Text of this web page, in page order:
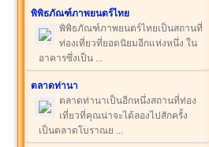
พิพิธภัณฑ์ภาพยนตร์ไทย
พิพิธภัณฑ์ภาพยนตร์ไทยเป็นสถานที่
ท่องเที่ยวที่ยอดนิยมอีกแห่งหนึ่ง ใน
อาคารซึ่งเป็น ...
ตลาดท่านา
ตลาดท่านาเป็นอีกหนึ่งสถานที่ท่อง
เที่ยวที่คุณน่าจะได้ลองไปสักครั้ง
เป็นตลาดโบราณย ...